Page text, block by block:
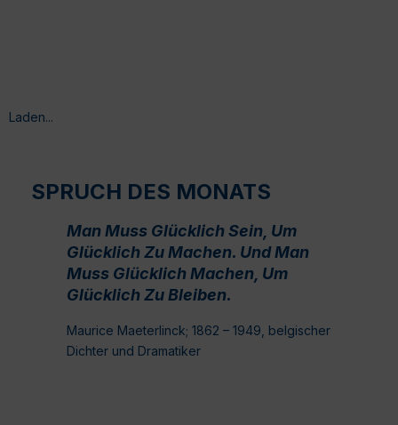
Laden...
SPRUCH DES MONATS
Man Muss Glücklich Sein, Um
Glücklich Zu Machen. Und Man
Muss Glücklich Machen, Um
Glücklich Zu Bleiben.
Maurice Maeterlinck; 1862 – 1949, belgischer
Dichter und Dramatiker